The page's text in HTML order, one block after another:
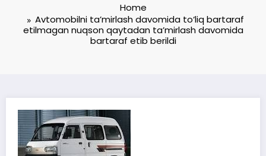
Home
Avtomobilni ta’mirlash davomida to‘liq bartaraf
etilmagan nuqson qaytadan ta’mirlash davomida
bartaraf etib berildi